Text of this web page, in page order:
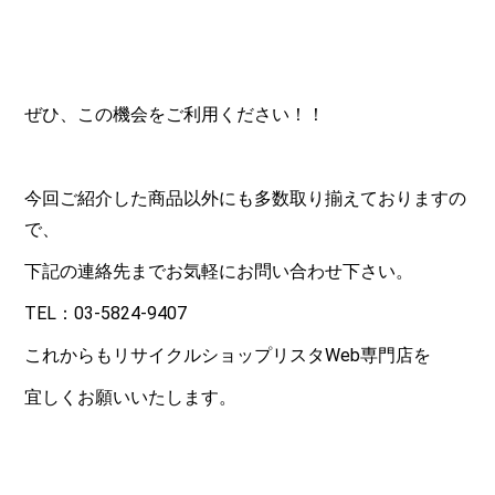
ぜひ、この機会をご利用ください！！
今回ご紹介した商品以外にも多数取り揃えておりますの
で、
下記の連絡先までお気軽にお問い合わせ下さい。
TEL：03-5824-9407
これからもリサイクルショップリスタWeb専門店を
宜しくお願いいたします。